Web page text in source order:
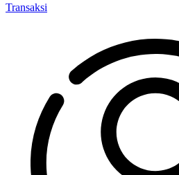
Transaksi